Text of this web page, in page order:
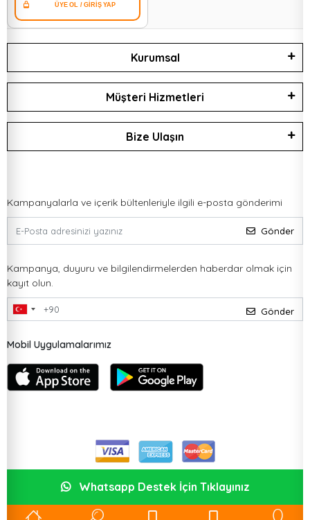
Kurumsal
Müşteri Hizmetleri
Bize Ulaşın
Kampanyalarla ve içerik bültenleriyle ilgili e-posta gönderimi
Gönder
Kampanya, duyuru ve bilgilendirmelerden haberdar olmak için
kayıt olun.
Gönder
Mobil Uygulamalarımız
Whatsapp Destek İçin Tıklayınız